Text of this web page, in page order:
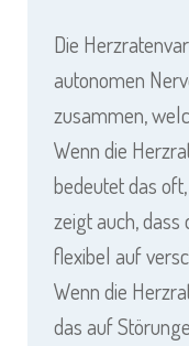
Die
autonomen
zusammen,
Wenn die
bedeutet das
zeigt auch,
flexibel auf
Wenn die
das auf